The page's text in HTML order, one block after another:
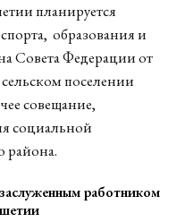
планируется
образования и
Совета Федерации от
поселении
совещание,
социальной
района.
работником